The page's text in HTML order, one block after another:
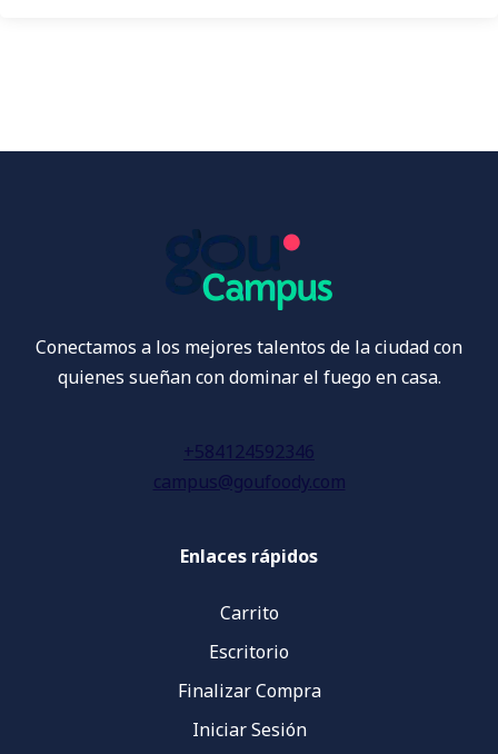
Conectamos a los mejores talentos de la ciudad con
quienes sueñan con dominar el fuego en casa.
+584124592346
campus@goufoody.com
Enlaces rápidos
Carrito
Escritorio
Finalizar Compra
Iniciar Sesión